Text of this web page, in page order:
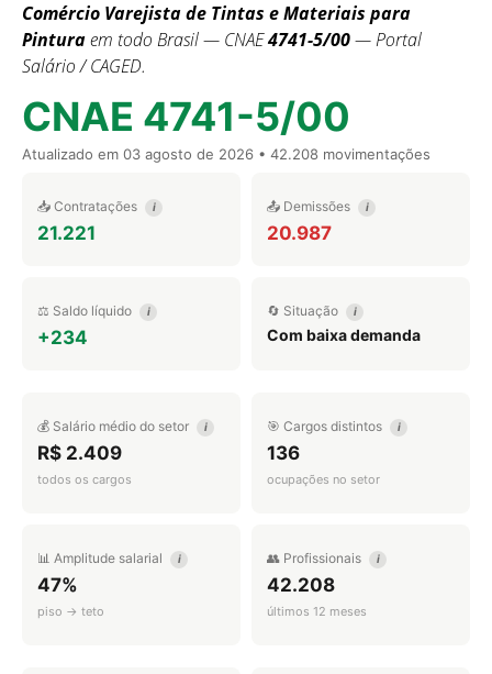
Comércio Varejista de Tintas e Materiais para
Pinturaem todo Brasil — CNAE4741-5/00— Portal
Salário / CAGED.
CNAE 4741-5/00
Atualizado em 03 agosto de 2026 • 42.208 movimentações
📥 Contratações i
21.221
📤 Demissões i
20.987
⚖️ Saldo líquido i
+234
🔄 Situação i
Com baixa demanda
💰 Salário médio do setor i
R$ 2.409
todos os cargos
🎯 Cargos distintos i
136
ocupações no setor
📊 Amplitude salarial i
47%
piso → teto
👥 Profissionais i
42.208
últimos 12 meses